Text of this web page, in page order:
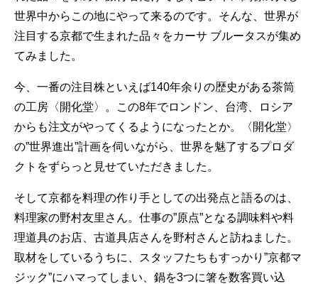
世界中からこの地にやって来るのです。そんな、世界が
注目する京都で生まれた品々をカーサ ブルータスが集め
てみました。
今、一番の注目株といえば140年余りの歴史がある茶筒
の工房〈開化堂〉。この8年でロンドン、台湾、ロシア
からも注文がやってくるようになったとか。〈開化堂〉
の”世界進出”計画を伺いながら、世界を魅了するプロダ
クトをずらっと見せていただきました。
そして京都を料理の作り手としての出発点と語るのは、
料理家の野村友里さん。仕事の”原点”となる調味料や料
理道具のお店、古道具店さんを野村さんと訪ねました。
取材をしているうちに、スタッフたちもすっかり”京都マ
ジック”にハマってしまい、鍋を3つに箸を数客買い込